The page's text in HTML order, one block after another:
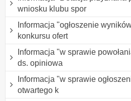
wniosku klubu spor
Informacja "ogłoszenie
konkursu ofert
Informacja "w sprawie
ds. opiniowa
Informacja "w sprawie
otwartego k